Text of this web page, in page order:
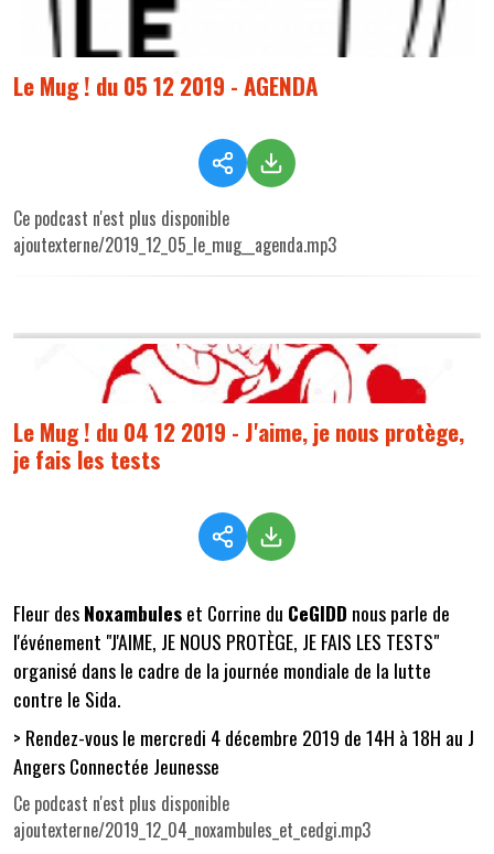
Le Mug ! du 05 12 2019 - AGENDA
Ce podcast n'est plus disponible
ajoutexterne/2019_12_05_le_mug__agenda.mp3
Le Mug ! du 04 12 2019 - J'aime, je nous protège,
je fais les tests
Fleur desNoxambuleset Corrine du CeGIDD nous parle de
l'événement "J'AIME, JE NOUS PROTÈGE, JE FAIS LES TESTS"
organisé dans le cadre de la journée mondiale de la lutte
contre le Sida.
> Rendez-vous le mercredi 4 décembre 2019 de 14H à 18H au J
Angers Connectée Jeunesse
Ce podcast n'est plus disponible
ajoutexterne/2019_12_04_noxambules_et_cedgi.mp3